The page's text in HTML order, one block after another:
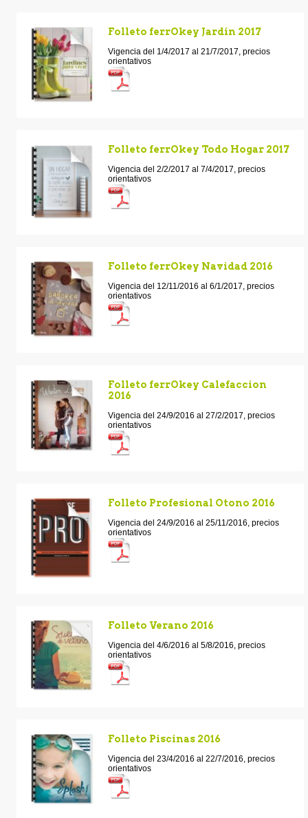
Folleto ferrOkey Jardín 2017
Vigencia del 1/4/2017 al 21/7/2017, precios
orientativos
Folleto ferrOkey Todo Hogar 2017
Vigencia del 2/2/2017 al 7/4/2017, precios
orientativos
Folleto ferrOkey Navidad 2016
Vigencia del 12/11/2016 al 6/1/2017, precios
orientativos
Folleto ferrOkey Calefaccion
2016
Vigencia del 24/9/2016 al 27/2/2017, precios
orientativos
Folleto Profesional Otono 2016
Vigencia del 24/9/2016 al 25/11/2016, precios
orientativos
Folleto Verano 2016
Vigencia del 4/6/2016 al 5/8/2016, precios
orientativos
Folleto Piscinas 2016
Vigencia del 23/4/2016 al 22/7/2016, precios
orientativos